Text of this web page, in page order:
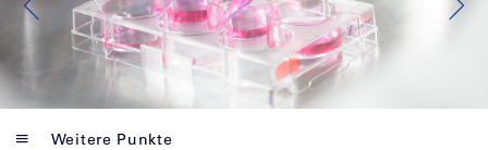
Weitere Punkte